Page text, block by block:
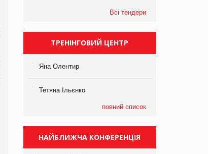
Всі тендери
ТРЕНІНГОВИЙ ЦЕНТР
Яна Олентир
Тетяна Ільєнко
повний список
НАЙБЛИЖЧА КОНФЕРЕНЦІЯ